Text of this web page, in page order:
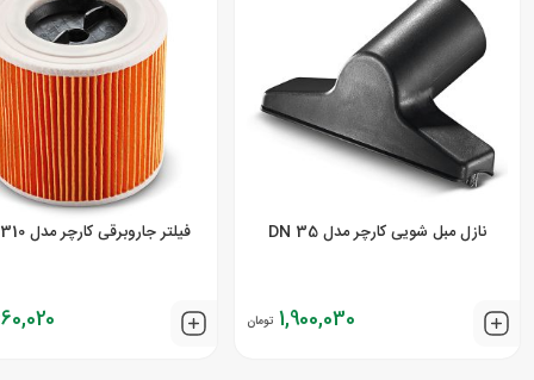
نازل مبل شویی کارچر مدل DN 35
1,900,030 تومان
فیلتر جاروبرقی کارچر مدل KFI 3310